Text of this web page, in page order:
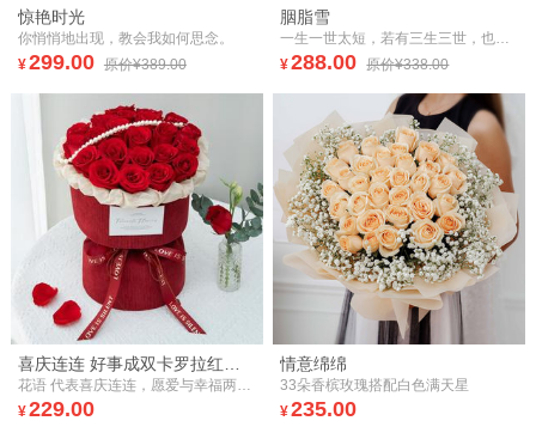
惊艳时光
你悄悄地出现，教会我如何思念。
¥299.00 原价¥389.00
胭脂雪
¥288.00 原价¥338.00
喜庆连连 好事成双卡罗拉红玫瑰鲜花花束同城配送
花语 代表喜庆连连，愿爱与幸福两两相伴 材料 带普通祝福卡花束： 卡罗拉红玫瑰22枝 包装 红色小香风包装针织条纹丝绒布1.5米的一半，白巧克力牛奶棉4张，珍珠串1串，卡片祝福卡1张（随机），酒红色鹿皮绳，红色烫金丝带蝴蝶结
¥229.00
情意绵绵
33朵香槟玫瑰搭配白色满天星
¥235.00